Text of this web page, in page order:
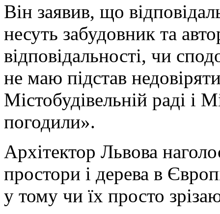
Він заявив, що
несуть забудовник та
відповідальності, чи
не маю підстав
Містобудівельній раді і
погодили».
Архітектор Львова
простори і дерева в
у тому чи їх просто